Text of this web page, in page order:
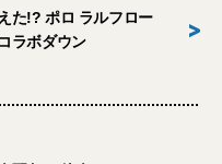
た!? ポロ ラルフロー
ラボダウン
>